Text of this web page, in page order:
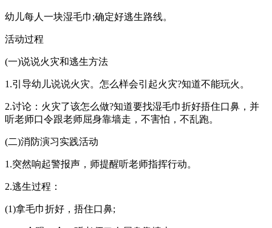
幼儿每人一块湿毛巾;确定好逃生路线。
活动过程
(一)说说火灾和逃生方法
1.引导幼儿说说火灾。怎么样会引起火灾?知道不能玩火。
2.讨论：火灾了该怎么做?知道要找湿毛巾折好捂住口鼻，并
听老师口令跟老师屈身靠墙走，不害怕，不乱跑。
(二)消防演习实践活动
1.突然响起警报声，师提醒听老师指挥行动。
2.逃生过程：
(1)拿毛巾折好，捂住口鼻;